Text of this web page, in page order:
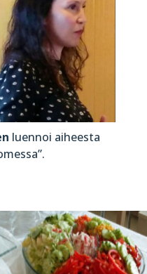
luennoi aiheesta